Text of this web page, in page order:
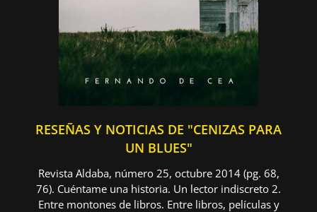
RESEÑAS Y NOTICIAS DE "CENIZAS PARA
UN BLUES"
Revista Aldaba, número 25, octubre 2014 (pg. 68,
76). Cuéntame una historia. Un lector indiscreto 2.
Entre montones de libros. Entre libros, películas y